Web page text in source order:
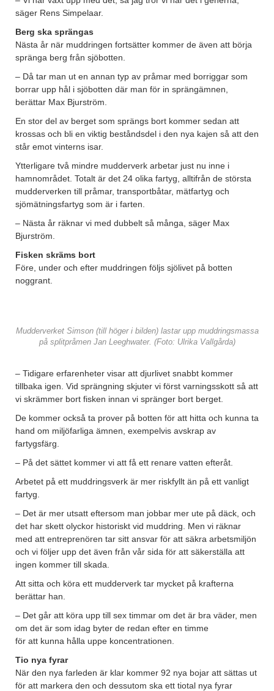
säger Rens Simpelaar.
Berg ska sprängas
Nästa år när muddringen fortsätter kommer de även att börja
spränga berg från sjöbotten.
– Då tar man ut en annan typ av pråmar med borriggar som
borrar upp hål i sjöbotten där man för in sprängämnen,
berättar Max Bjurström.
En stor del av berget som sprängs bort kommer sedan att
krossas och bli en viktig beståndsdel i den nya kajen så att den
står emot vinterns isar.
Ytterligare två mindre mudderverk arbetar just nu inne i
hamnområdet. Totalt är det 24 olika fartyg, alltifrån de största
mudderverken till pråmar, transportbåtar, mätfartyg och
sjömätningsfartyg som är i farten.
– Nästa år räknar vi med dubbelt så många, säger Max
Bjurström.
Fisken skräms bort
Före, under och efter muddringen följs sjölivet på botten
noggrant.
Mudderverket Simson (till höger i bilden) lastar upp muddringsmassa
på splitpråmen Jan Leeghwater. (Foto: Ulrika Vallgårda)
– Tidigare erfarenheter visar att djurlivet snabbt kommer
tillbaka igen. Vid sprängning skjuter vi först varningsskott så att
vi skrämmer bort fisken innan vi spränger bort berget.
De kommer också ta prover på botten för att hitta och kunna ta
hand om miljöfarliga ämnen, exempelvis avskrap av
fartygsfärg.
– På det sättet kommer vi att få ett renare vatten efteråt.
Arbetet på ett muddringsverk är mer riskfyllt än på ett vanligt
fartyg.
– Det är mer utsatt eftersom man jobbar mer ute på däck, och
det har skett olyckor historiskt vid muddring. Men vi räknar
med att entreprenören tar sitt ansvar för att säkra arbetsmiljön
och vi följer upp det även från vår sida för att säkerställa att
ingen kommer till skada.
Att sitta och köra ett mudderverk tar mycket på krafterna
berättar han.
– Det går att köra upp till sex timmar om det är bra väder, men
om det är som idag byter de redan efter en timme
för att kunna hålla uppe koncentrationen.
Tio nya fyrar
När den nya farleden är klar kommer 92 nya bojar att sättas ut
för att markera den och dessutom ska ett tiotal nya fyrar